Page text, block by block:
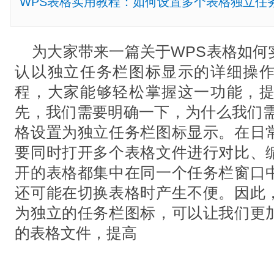
为大家带来一篇关于WPS表格如
认以独立任务栏图标显示的详细操
程，大家能够轻松掌握这一功能，
先，我们需要明确一下，为什么我们
格设置为独立任务栏图标显示。在日
要同时打开多个表格文件进行对比、
开的表格都集中在同一个任务栏窗口
还可能在切换表格时产生不便。因此
为独立的任务栏图标，可以让我们更
的表格文件，提高